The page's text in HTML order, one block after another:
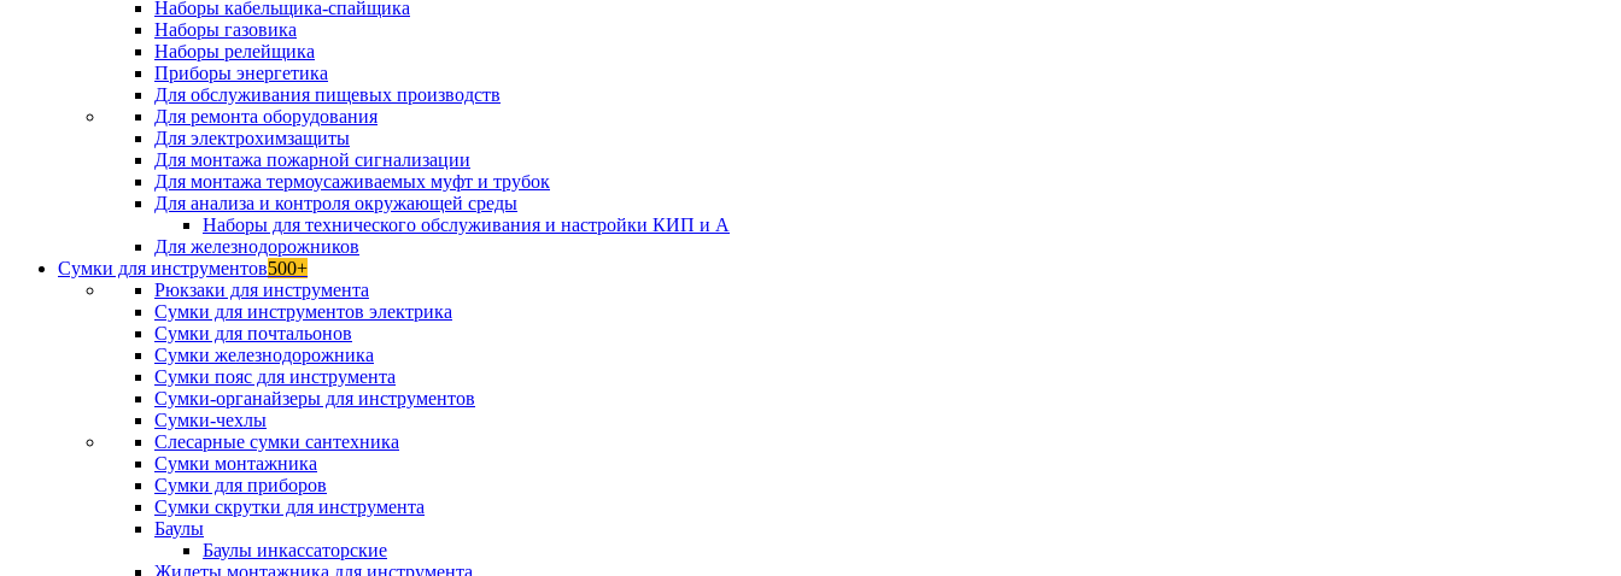
Наборы кабельщика-спайщика
Наборы газовика
Наборы релейщика
Приборы энергетика
Для обслуживания пищевых производств
Для ремонта оборудования
Для электрохимзащиты
Для монтажа пожарной сигнализации
Для монтажа термоусаживаемых муфт и трубок
Для анализа и контроля окружающей среды
Наборы для технического обслуживания и настройки КИП и А
Для железнодорожников
Сумки для инструментов500+
Рюкзаки для инструмента
Сумки для инструментов электрика
Сумки для почтальонов
Сумки железнодорожника
Сумки пояс для инструмента
Сумки-органайзеры для инструментов
Сумки-чехлы
Слесарные сумки сантехника
Сумки монтажника
Сумки для приборов
Сумки скрутки для инструмента
Баулы
Баулы инкассаторские
Жилеты монтажника для инструмента